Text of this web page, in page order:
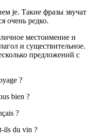
je. Такие фразы звучат
очень редко.
местоимение и
и существительное.
предложений с
?
bien ?
?
ils du vin ?